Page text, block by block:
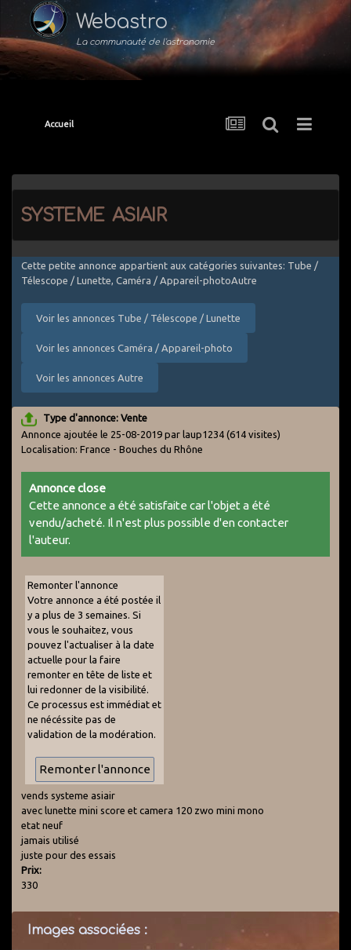
Webastro
La communauté de l'astronomie
Accueil
systeme asiair
Cette petite annonce appartient aux catégories suivantes: Tube /
Télescope / Lunette, Caméra / Appareil-photoAutre
Voir les annonces Tube / Télescope / Lunette
Voir les annonces Caméra / Appareil-photo
Voir les annonces Autre
Type d'annonce: Vente
Annonce ajoutée le 25-08-2019 par laup1234 (614 visites)
Localisation: France - Bouches du Rhône
Annonce close
Cette annonce a été satisfaite car l'objet a été
vendu/acheté. Il n'est plus possible d'en contacter
l'auteur.
Remonter l'annonce
Votre annonce a été postée il
y a plus de 3 semaines. Si
vous le souhaitez, vous
pouvez l'actualiser à la date
actuelle pour la faire
remonter en tête de liste et
lui redonner de la visibilité.
Ce processus est immédiat et
ne nécéssite pas de
validation de la modération.
vends systeme asiair
avec lunette mini score et camera 120 zwo mini mono
etat neuf
jamais utilisé
juste pour des essais
Prix:
330
Images associées :